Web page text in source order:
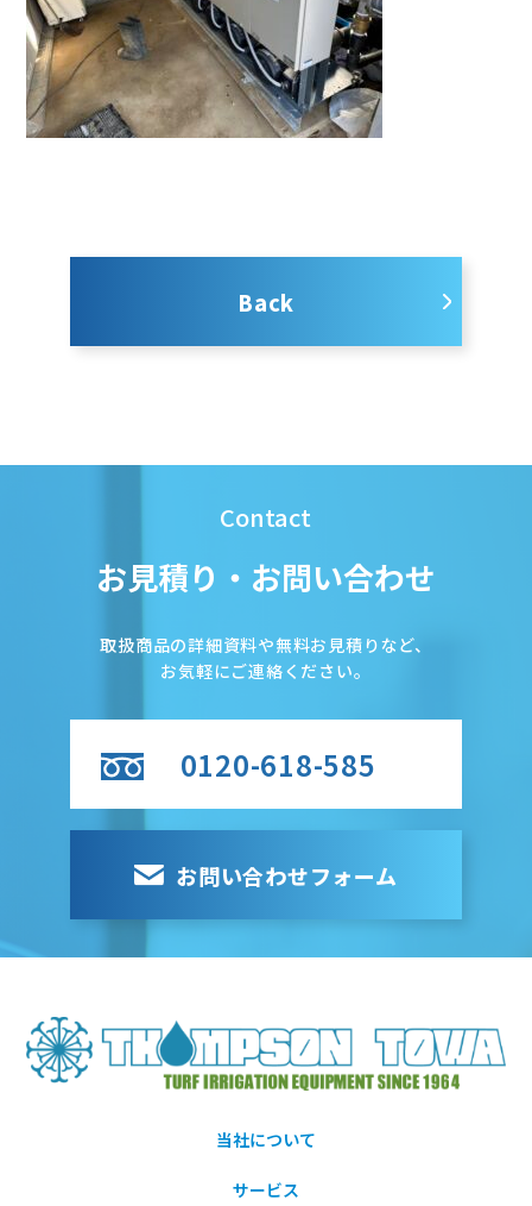
Back
Contact
お見積り・お問い合わせ
取扱商品の詳細資料や無料お見積りなど、
お気軽にご連絡ください。
0120-618-585
お問い合わせフォーム
当社について
サービス